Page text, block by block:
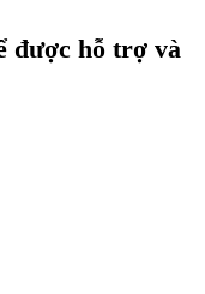
được hỗ trợ và